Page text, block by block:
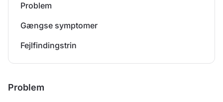
Problem
Gængse symptomer
Fejlfindingstrin
Problem